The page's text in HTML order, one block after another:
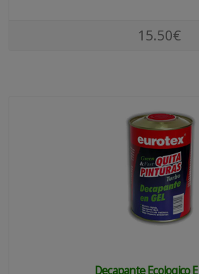
15.50€
Decapante Ecologico